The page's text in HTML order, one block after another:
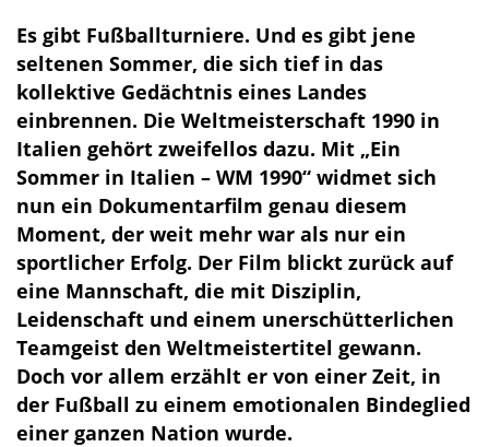
Es gibt Fußballturniere. Und es gibt jene
seltenen Sommer, die sich tief in das
kollektive Gedächtnis eines Landes
einbrennen. Die Weltmeisterschaft 1990 in
Italien gehört zweifellos dazu. Mit „Ein
Sommer in Italien – WM 1990“ widmet sich
nun ein Dokumentarfilm genau diesem
Moment, der weit mehr war als nur ein
sportlicher Erfolg. Der Film blickt zurück auf
eine Mannschaft, die mit Disziplin,
Leidenschaft und einem unerschütterlichen
Teamgeist den Weltmeistertitel gewann.
Doch vor allem erzählt er von einer Zeit, in
der Fußball zu einem emotionalen Bindeglied
einer ganzen Nation wurde.